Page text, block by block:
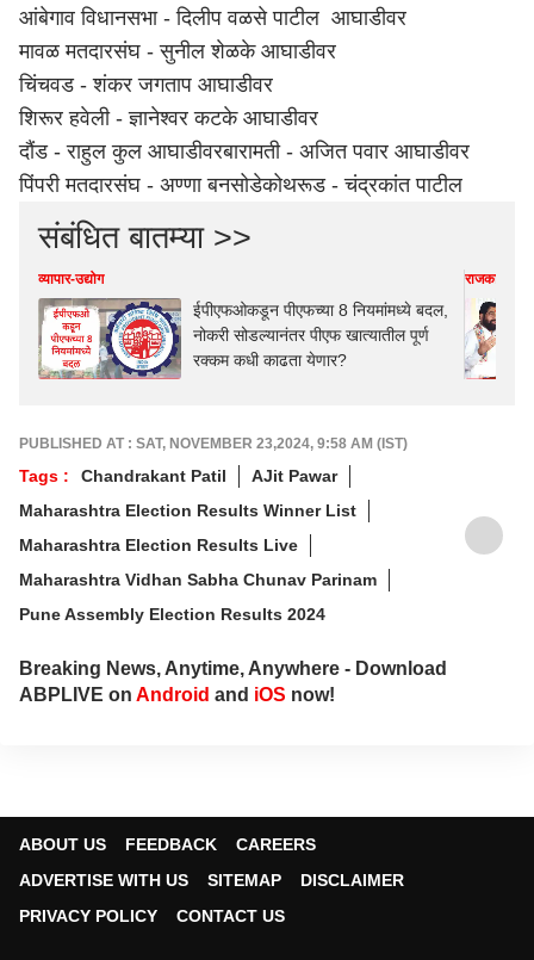
आंबेगाव विधानसभा - दिलीप वळसे पाटील आघाडीवर
मावळ मतदारसंघ - सुनील शेळके आघाडीवर
चिंचवड - शंकर जगताप आघाडीवर
शिरूर हवेली - ज्ञानेश्वर कटके आघाडीवर
दौंड - राहुल कुल आघाडीवरबारामती - अजित पवार आघाडीवर
पिंपरी मतदारसंघ - अण्णा बनसोडेकोथरूड - चंद्रकांत पाटील
संबंधित बातम्या >>
व्यापार-उद्योग
ईपीएफओकडून पीएफच्या 8 नियमांमध्ये बदल,
नोकरी सोडल्यानंतर पीएफ खात्यातील पूर्ण
रक्कम कधी काढता येणार?
राजकारण
PUBLISHED AT : SAT, NOVEMBER 23,2024, 9:58 AM (IST)
Tags : Chandrakant Patil
AJit Pawar
Maharashtra Election Results Winner List
Maharashtra Election Results Live
Maharashtra Vidhan Sabha Chunav Parinam
Pune Assembly Election Results 2024
Breaking News, Anytime, Anywhere - Download
ABPLIVE on Android and iOS now!
ABOUT US FEEDBACK
CAREERS
ADVERTISE WITH US
SITEMAP
DISCLAIMER
PRIVACY POLICY
CONTACT US